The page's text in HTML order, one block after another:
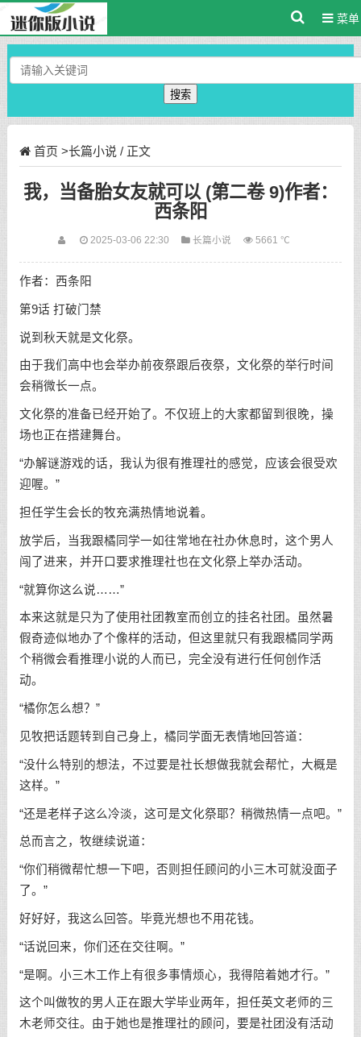
菜单
搜索
首页 >长篇小说 / 正文
我，当备胎女友就可以 (第二卷 9)作者：
西条阳
2025-03-06 22:30 长篇小说 5661 ℃
作者：西条阳
第9话 打破门禁
说到秋天就是文化祭。
由于我们高中也会举办前夜祭跟后夜祭，文化祭的举行时间
会稍微长一点。
文化祭的准备已经开始了。不仅班上的大家都留到很晚，操
场也正在搭建舞台。
“办解谜游戏的话，我认为很有推理社的感觉，应该会很受欢
迎喔。”
担任学生会长的牧充满热情地说着。
放学后，当我跟橘同学一如往常地在社办休息时，这个男人
闯了进来，并开口要求推理社也在文化祭上举办活动。
“就算你这么说……”
本来这就是只为了使用社团教室而创立的挂名社团。虽然暑
假奇迹似地办了个像样的活动，但这里就只有我跟橘同学两
个稍微会看推理小说的人而已，完全没有进行任何创作活
动。
“橘你怎么想？”
见牧把话题转到自己身上，橘同学面无表情地回答道：
“没什么特别的想法，不过要是社长想做我就会帮忙，大概是
这样。”
“还是老样子这么冷淡，这可是文化祭耶？稍微热情一点吧。”
总而言之，牧继续说道：
“你们稍微帮忙想一下吧，否则担任顾问的小三木可就没面子
了。”
好好好，我这么回答。毕竟光想也不用花钱。
“话说回来，你们还在交往啊。”
“是啊。小三木工作上有很多事情烦心，我得陪着她才行。”
这个叫做牧的男人正在跟大学毕业两年，担任英文老师的三
木老师交往。由于她也是推理社的顾问，要是社团没有活动